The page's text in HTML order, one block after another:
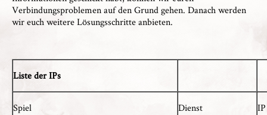
Verbindungsproblemen auf den Grund gehen. Danach werden
wir euch weitere Lösungsschritte anbieten.
Liste der IPs
Spiel Dienst IP